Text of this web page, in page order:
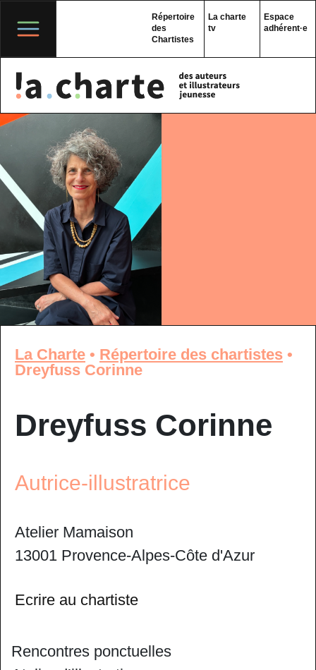
content
Répertoire
des
Chartistes
La charte
tv
Espace
adhérent·e
La Charte • Répertoire des chartistes •
Dreyfuss Corinne
Dreyfuss Corinne
Autrice-illustratrice
Atelier Mamaison
13001 Provence-Alpes-Côte d'Azur
Ecrire au chartiste
Rencontres ponctuelles